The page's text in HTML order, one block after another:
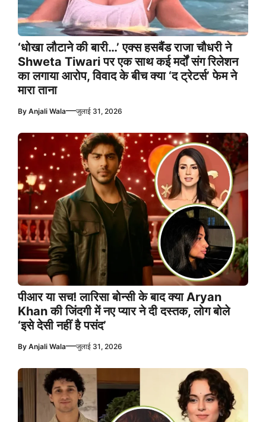
‘धोखा लौटाने की बारी…’ एक्स हसबैंड राजा चौधरी ने
Shweta Tiwari पर एक साथ कई मर्दों संग रिलेशन
का लगाया आरोप, विवाद के बीच क्या ‘द ट्रेटर्स’ फेम ने
मारा ताना
By Anjali Wala—जुलाई 31, 2026
पीआर या सच! लारिसा बोन्सी के बाद क्या Aryan
Khan की जिंदगी में नए प्यार ने दी दस्तक, लोग बोले
‘इसे देसी नहीं है पसंद’
By Anjali Wala—जुलाई 31, 2026